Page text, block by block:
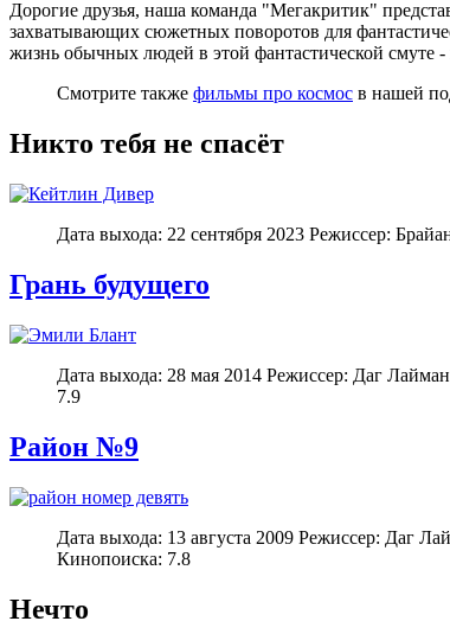
Дорогие друзья, наша команда "Мегакритик"
захватывающих сюжетных поворотов для
жизнь обычных людей в этой фантастической
Смотрите также фильмы про космос в нашей
Никто тебя не спасёт
Дата выхода: 22 сентября 2023 Режиссер:
Грань будущего
Дата выхода: 28 мая 2014 Режиссер: Даг
7.9
Район №9
Дата выхода: 13 августа 2009 Режиссер: Даг
Кинопоиска: 7.8
Нечто